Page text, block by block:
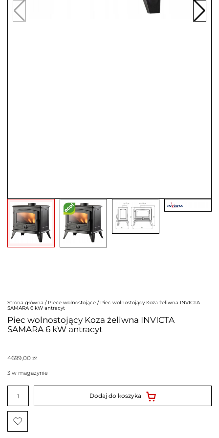
Strona główna / Piece wolnostojące / Piec wolnostojący Koza żeliwna INVICTA
SAMARA 6 kW antracyt
Piec wolnostojący Koza żeliwna INVICTA
SAMARA 6 kW antracyt
4699,00 zł
3 w magazynie
ilość
Piec
Koza
żeliwna
INVICTA
SAMARA
6
Dodaj do koszyka